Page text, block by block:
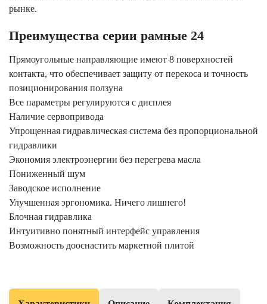
рынке.
Преимущества серии рамные 24
Прямоугольные направляющие имеют 8 поверхностей
контакта, что обеспечивает защиту от перекоса и точность
позиционирования ползуна
Все параметры регулируются с дисплея
Наличие сервопривода
Упрощенная гидравлическая система без пропорциональной
гидравлики
Экономия электроэнергии без перегрева масла
Пониженный шум
Заводское исполнение
Улучшенная эргономика. Ничего лишнего!
Блочная гидравлика
Интуитивно понятный интерфейс управления
Возможность дооснастить маркетной плитой